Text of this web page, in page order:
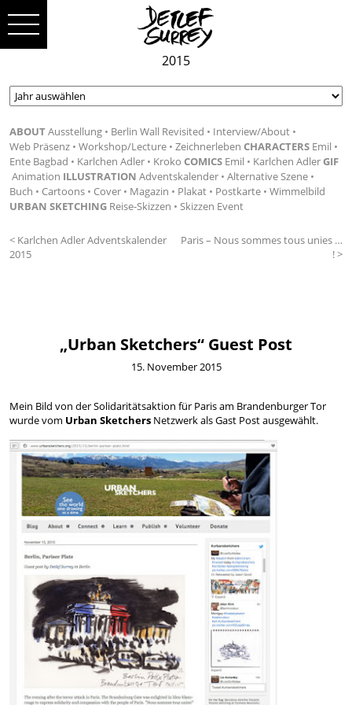
2015
ABOUTAusstellung Berlin Wall Revisited
Interview/About
Web Präsenz
Workshop/Lecture Zeichnerleben CHARACTERS Emil
Ente Bagbad
Karlchen Adler Kroko COMICS Emil Karlchen AdlerGIF
Animation ILLUSTRATION Adventskalender
Alternative Szene
Buch
Cartoons Cover Magazin Plakat Postkarte
Wimmelbild
URBAN SKETCHING Reise-Skizzen Skizzen Event
< Karlchen Adler Adventskalender
2015
Paris – Nous sommes tous unies …
! >
„Urban Sketchers“ Guest Post
15. November 2015
Mein Bild von der Solidaritätsaktion für Paris am Brandenburger Tor
wurde vom Urban Sketchers Netzwerk als Gast Post ausgewählt.